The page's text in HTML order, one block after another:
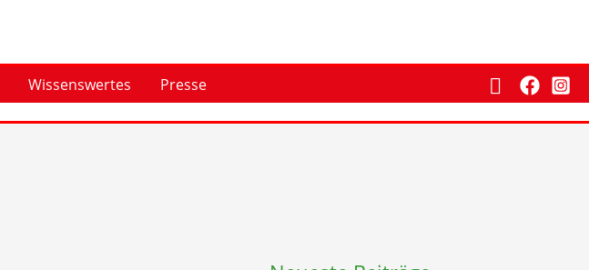
Wissenswertes Presse Suchen